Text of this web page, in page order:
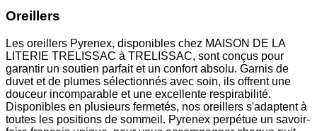
Oreillers
Les oreillers Pyrenex, disponibles chez MAISON DE LA
LITERIE TRELISSAC à TRELISSAC, sont conçus pour
garantir un soutien parfait et un confort absolu. Garnis de
duvet et de plumes sélectionnés avec soin, ils offrent une
douceur incomparable et une excellente respirabilité.
Disponibles en plusieurs fermetés, nos oreillers s'adaptent à
toutes les positions de sommeil. Pyrenex perpétue un savoir-